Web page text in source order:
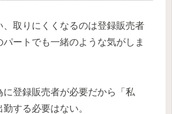
、取りにくくなるのは登録販売者
ートでも一緒のような気がしま
に登録販売者が必要だから「私
する必要はない。